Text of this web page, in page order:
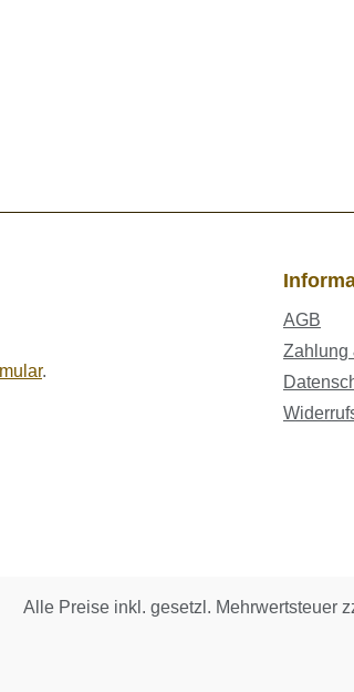
.
AGB
Zahlung
Alle Preise inkl. gesetzl. Mehrwertsteuer